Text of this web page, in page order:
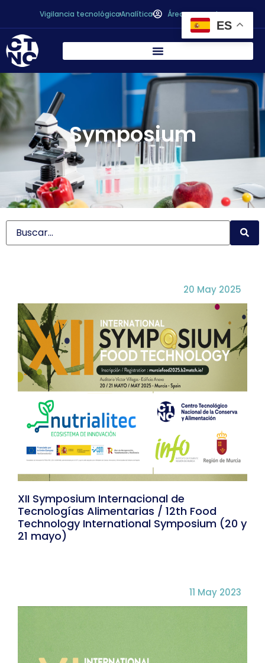
Vigilancia tecnológicaAnalítica Área personal
Symposium
20 May 2025
XII Symposium Internacional de
Tecnologías Alimentarias / 12th Food
Technology International Symposium (20 y
21 mayo)
11 May 2023
ES